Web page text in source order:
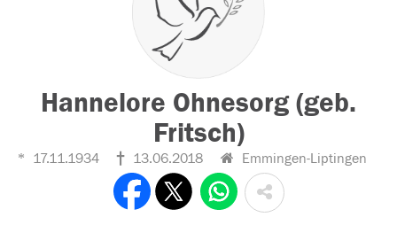
Hannelore Ohnesorg (geb.
Fritsch)
17.11.1934 13.06.2018 Emmingen-Liptingen